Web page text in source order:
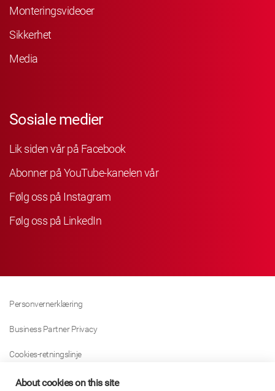
Monteringsvideoer
Sikkerhet
Media
Sosiale medier
Lik siden vår på Facebook
Abonner på YouTube-kanelen vår
Følg oss på Instagram
Følg oss på LinkedIn
Personvernerklæring
Business Partner Privacy
Cookies-retningslinje
Modern Slavery Act Policy
About cookies on this site